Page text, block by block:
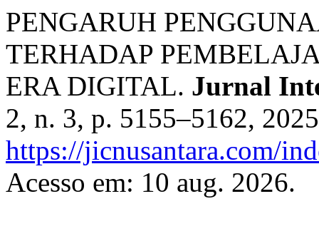
PENGARUH
TERHADAP
ERA DIGITAL. Jurnal
2, n. 3, p. 5155–5162,
https://jicnusantara.com/
Acesso em: 10 aug. 2026.